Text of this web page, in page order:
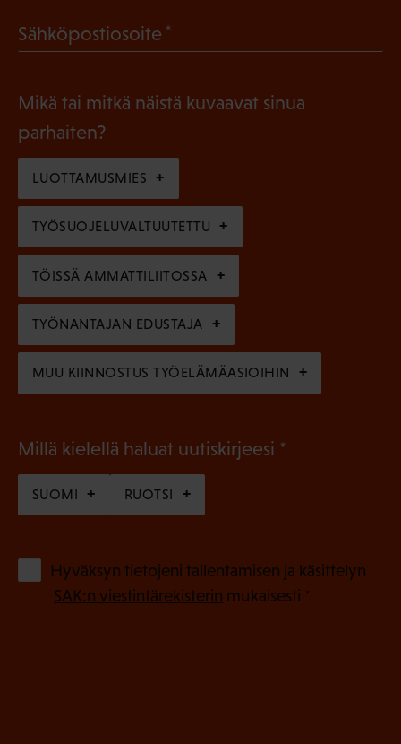
l
n
e
)
k
l
i
n
e
n
)
Sähköpostiosoite
l
i
n
e
n
)
Mikä tai mitkä näistä kuvaavat sinua
parhaiten?
LUOTTAMUSMIES
TYÖSUOJELUVALTUUTETTU
TÖISSÄ AMMATTILIITOSSA
TYÖNANTAJAN EDUSTAJA
MUU KIINNOSTUS TYÖELÄMÄASIOIHIN
Millä kielellä haluat uutiskirjeesi
o
l
SUOMI RUOTSI
Hyväksyn tietojeni tallentamisen ja käsittelyn
SAK:n viestintärekisterin mukaisesti *